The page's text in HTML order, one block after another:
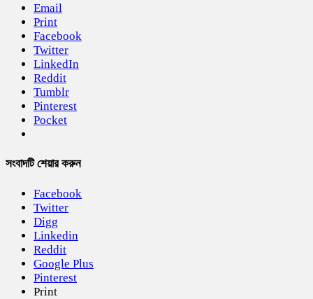
Email
Print
Facebook
Twitter
LinkedIn
Reddit
Tumblr
Pinterest
Pocket
সংবাদটি শেয়ার করুন
Facebook
Twitter
Digg
Linkedin
Reddit
Google Plus
Pinterest
Print